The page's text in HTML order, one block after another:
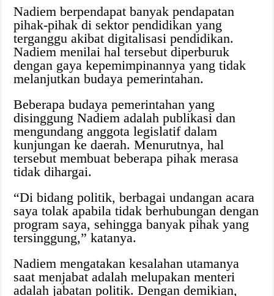
Nadiem berpendapat banyak pendapatan
pihak-pihak di sektor pendidikan yang
terganggu akibat digitalisasi pendidikan.
Nadiem menilai hal tersebut diperburuk
dengan gaya kepemimpinannya yang tidak
melanjutkan budaya pemerintahan.
Beberapa budaya pemerintahan yang
disinggung Nadiem adalah publikasi dan
mengundang anggota legislatif dalam
kunjungan ke daerah. Menurutnya, hal
tersebut membuat beberapa pihak merasa
tidak dihargai.
“Di bidang politik, berbagai undangan acara
saya tolak apabila tidak berhubungan dengan
program saya, sehingga banyak pihak yang
tersinggung,” katanya.
Nadiem mengatakan kesalahan utamanya
saat menjabat adalah melupakan menteri
adalah jabatan politik. Dengan demikian,